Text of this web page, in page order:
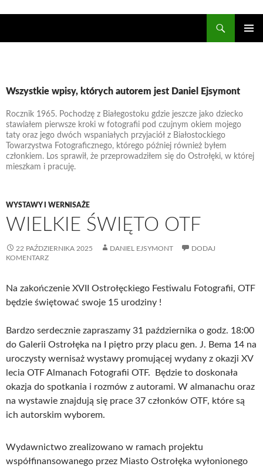
Wszystkie wpisy, których autorem jest Daniel Ejsymont
Rocznik 1965. Pochodzę z Białegostoku gdzie jeszcze jako dziecko
stawiałem pierwsze kroki w fotografii pod czujnym okiem mojego
taty oraz jego dwóch wspaniałych przyjaciół z Białostockiego
Towarzystwa Fotograficznego, którego później również byłem
członkiem. Los sprawił, że przeprowadziłem się do Ostrołęki, w której
mieszkam i pracuję.
WYSTAWY I WERNISAŻE
WIELKIE ŚWIĘTO OTF
22 PAŹDZIERNIKA 2025 DANIEL EJSYMONT
DODAJ
KOMENTARZ
Na zakończenie XVII Ostrołęckiego Festiwalu Fotografii, OTF
będzie świętować swoje 15 urodziny !
Bardzo serdecznie zapraszamy 31 października o godz. 18:00
do Galerii Ostrołęka na I piętro przy placu gen. J. Bema 14 na
uroczysty wernisaż wystawy promującej wydany z okazji XV
lecia OTF Almanach Fotografii OTF. Będzie to doskonała
okazja do spotkania i rozmów z autorami. W almanachu oraz
na wystawie znajdują się prace 37 członków OTF, które są
ich autorskim wyborem.
Wydawnictwo zrealizowano w ramach projektu
współfinansowanego przez Miasto Ostrołęka wyłonionego